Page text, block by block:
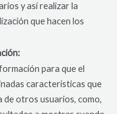
y así realizar la
que hacen los
para que el
características que
de otros usuarios, como,